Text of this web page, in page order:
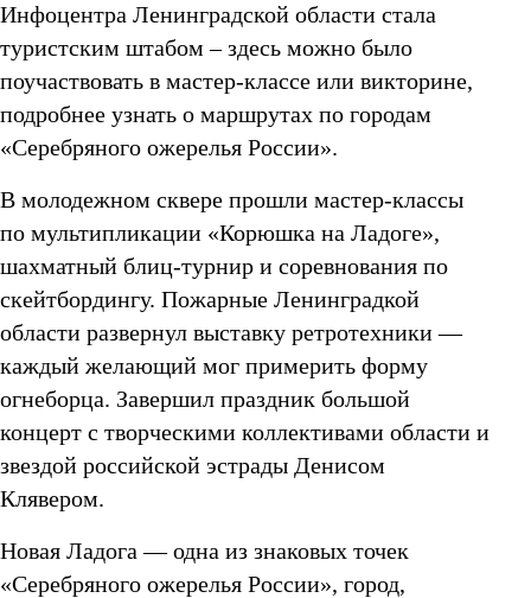
Инфоцентра Ленинградской области стала
туристским штабом – здесь можно было
поучаствовать в мастер-классе или викторине,
подробнее узнать о маршрутах по городам
«Серебряного ожерелья России».
В молодежном сквере прошли мастер-классы
по мультипликации «Корюшка на Ладоге»,
шахматный блиц-турнир и соревнования по
скейтбордингу. Пожарные Ленинградкой
области развернул выставку ретротехники —
каждый желающий мог примерить форму
огнеборца. Завершил праздник большой
концерт с творческими коллективами области и
звездой российской эстрады Денисом
Клявером.
Новая Ладога — одна из знаковых точек
«Серебряного ожерелья России», город,